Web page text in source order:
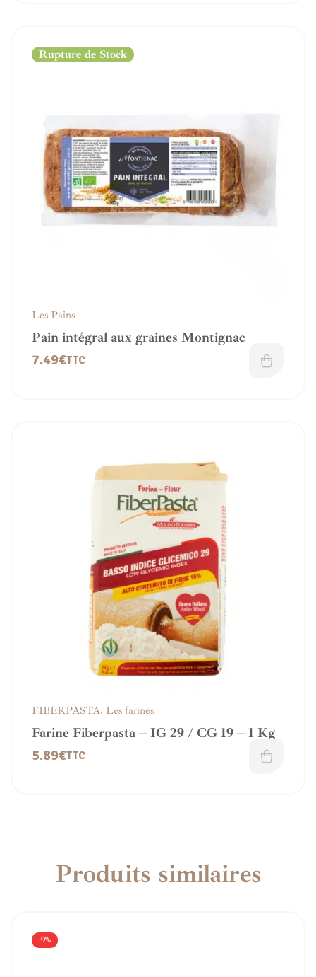
Rupture de Stock
Les Pains
Pain intégral aux graines Montignac
7.49€TTC
FIBERPASTA, Les farines
Farine Fiberpasta – IG 29 / CG 19 – 1 Kg
5.89€TTC
Produits similaires
-9%